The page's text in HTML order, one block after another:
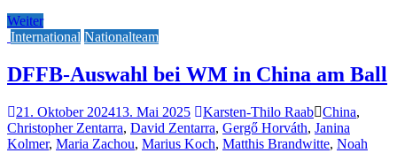
Weiter
International Nationalteam
DFFB-Auswahl bei WM in China am Ball
21. Oktober 202413. Mai 2025 Karsten-Thilo Raab China,
Christopher Zentarra, David Zentarra, Gergő Horváth, Janina
Kolmer, Maria Zachou, Marius Koch, Matthis Brandwitte, Noah